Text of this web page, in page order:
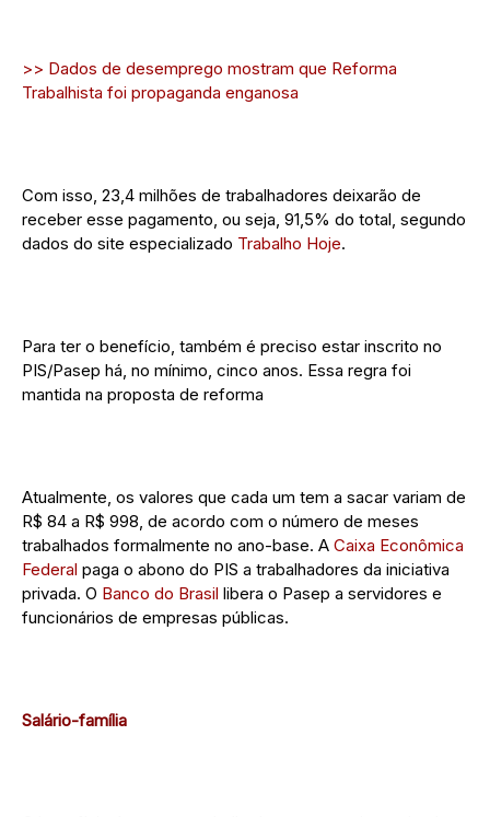
>> Dados de desemprego mostram que Reforma
Trabalhista foi propaganda enganosa
Com isso, 23,4 milhões de trabalhadores deixarão de
receber esse pagamento, ou seja, 91,5% do total, segundo
dados do site especializado Trabalho Hoje.
Para ter o benefício, também é preciso estar inscrito no
PIS/Pasep há, no mínimo, cinco anos. Essa regra foi
mantida na proposta de reforma
Atualmente, os valores que cada um tem a sacar variam de
R$ 84 a R$ 998, de acordo com o número de meses
trabalhados formalmente no ano-base. A Caixa Econômica
Federal paga o abono do PIS a trabalhadores da iniciativa
privada. O Banco do Brasil libera o Pasep a servidores e
funcionários de empresas públicas.
Salário-família